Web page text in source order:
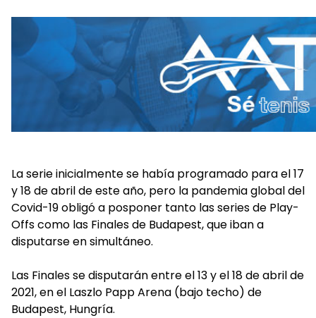
La serie inicialmente se había programado para el 17
y 18 de abril de este año, pero la pandemia global del
Covid-19 obligó a posponer tanto las series de Play-
Offs como las Finales de Budapest, que iban a
disputarse en simultáneo.
Las Finales se disputarán entre el 13 y el 18 de abril de
2021, en el Laszlo Papp Arena (bajo techo) de
Budapest, Hungría.